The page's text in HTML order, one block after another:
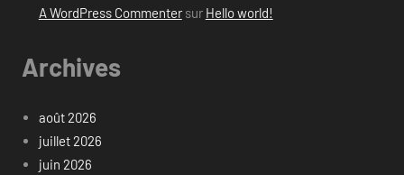
A WordPress Commentersur Hello world!
Archives
août 2026
juillet 2026
juin 2026